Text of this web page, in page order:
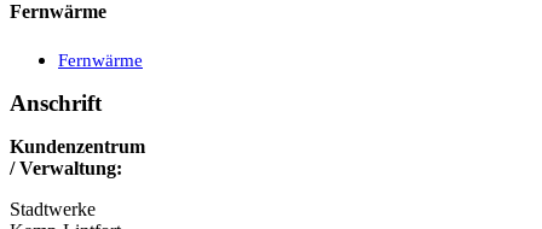
Fernwärme
Fernwärme
Anschrift
Kundenzentrum
/ Verwaltung:
Stadtwerke